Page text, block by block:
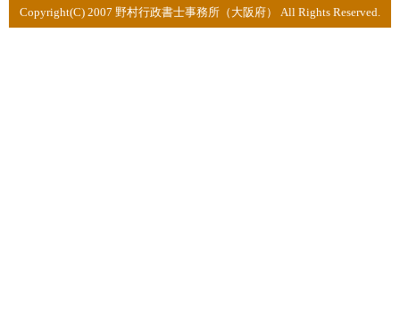
Copyright(C) 2007 野村行政書士事務所（大阪府） All Rights Reserved.